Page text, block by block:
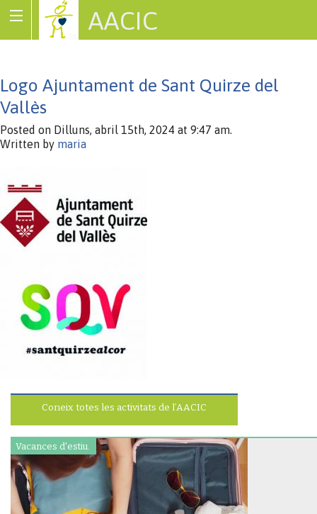
AACIC
Logo Ajuntament de Sant Quirze del
Vallès
Posted on Dilluns, abril 15th, 2024 at 9:47 am.
Written by maria
Coneix totes les activitats de l’AACIC
Vacances d'estiu.